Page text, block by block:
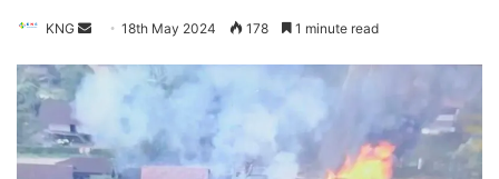
KNG
a
18th May 2024 178 1 minute read